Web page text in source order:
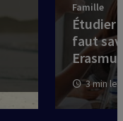
Famille
Étudier
faut
Erasmus
3 min